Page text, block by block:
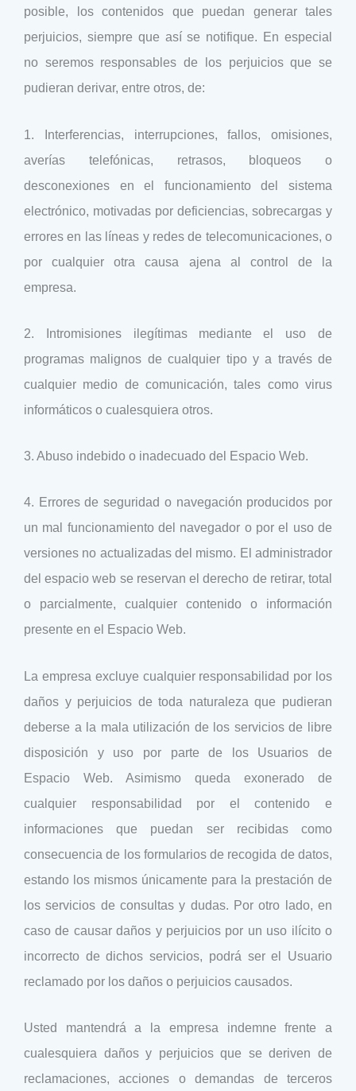
posible, los contenidos que puedan generar tales
perjuicios, siempre que así se notifique. En especial
no seremos responsables de los perjuicios que se
pudieran derivar, entre otros, de:
1. Interferencias, interrupciones, fallos, omisiones,
averías telefónicas, retrasos, bloqueos o
desconexiones en el funcionamiento del sistema
electrónico, motivadas por deficiencias, sobrecargas y
errores en las líneas y redes de telecomunicaciones, o
por cualquier otra causa ajena al control de la
empresa.
2. Intromisiones ilegítimas mediante el uso de
programas malignos de cualquier tipo y a través de
cualquier medio de comunicación, tales como virus
informáticos o cualesquiera otros.
3. Abuso indebido o inadecuado del Espacio Web.
4. Errores de seguridad o navegación producidos por
un mal funcionamiento del navegador o por el uso de
versiones no actualizadas del mismo. El administrador
del espacio web se reservan el derecho de retirar, total
o parcialmente, cualquier contenido o información
presente en el Espacio Web.
La empresa excluye cualquier responsabilidad por los
daños y perjuicios de toda naturaleza que pudieran
deberse a la mala utilización de los servicios de libre
disposición y uso por parte de los Usuarios de
Espacio Web. Asimismo queda exonerado de
cualquier responsabilidad por el contenido e
informaciones que puedan ser recibidas como
consecuencia de los formularios de recogida de datos,
estando los mismos únicamente para la prestación de
los servicios de consultas y dudas. Por otro lado, en
caso de causar daños y perjuicios por un uso ilícito o
incorrecto de dichos servicios, podrá ser el Usuario
reclamado por los daños o perjuicios causados.
Usted mantendrá a la empresa indemne frente a
cualesquiera daños y perjuicios que se deriven de
reclamaciones, acciones o demandas de terceros